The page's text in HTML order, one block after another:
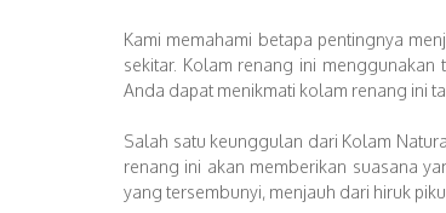
Kami memahami betapa pentingnya
sekitar. Kolam renang ini
Anda dapat menikmati kolam renang ini
Salah satu keunggulan dari Kolam
renang ini akan memberikan suasana
yang tersembunyi, menjauh dari hiruk